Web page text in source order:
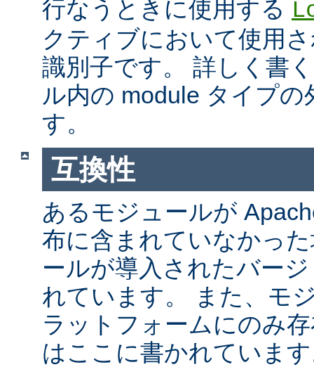
行なうときに使用する
クティブにおいて使用
識別子です。 詳しく書
ル内の module タイプの
す。
互換性
あるモジュールが
布に含まれていなかっ
ールが導入されたバー
れています。 また、モ
ラットフォームにのみ
はここに書かれていま